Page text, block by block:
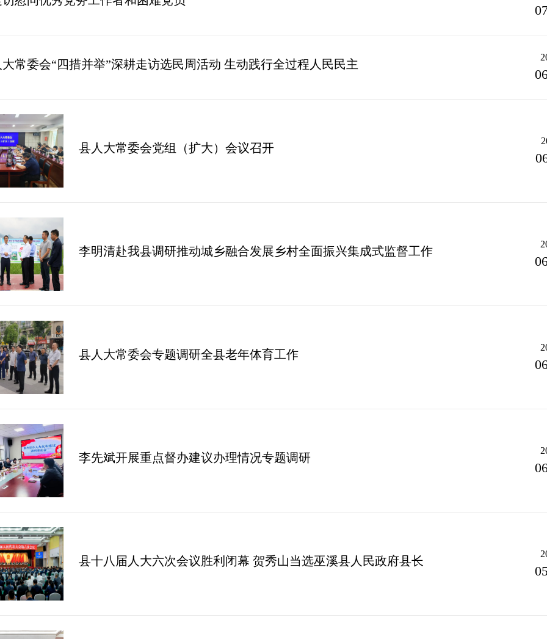
常委会“四措并举”深耕走访选民周活动 生动践行全过程人民民主
县人大常委会党组（扩大）会议召开
李明清赴我县调研推动城乡融合发展乡村全面振兴集成式监督工作
县人大常委会专题调研全县老年体育工作
李先斌开展重点督办建议办理情况专题调研
县十八届人大六次会议胜利闭幕 贺秀山当选巫溪县人民政府县长